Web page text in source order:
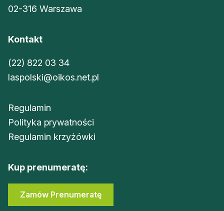
02-316 Warszawa
Kontakt
(22) 822 03 34
laspolski@oikos.net.pl
Regulamin
Polityka prywatności
Regulamin krzyżówki
Kup prenumeratę:
Zamów Prenumeratę